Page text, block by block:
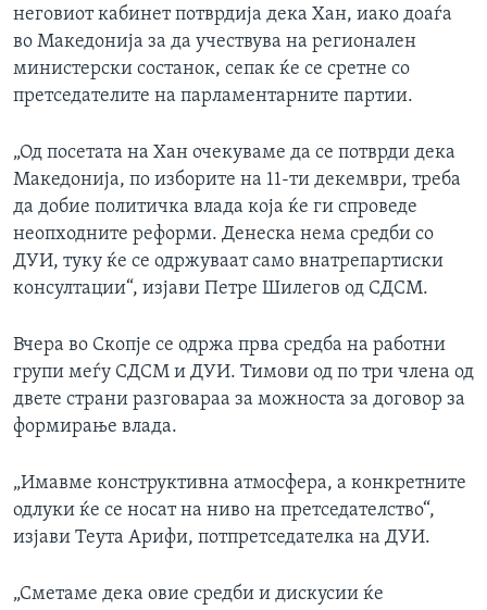
неговиот кабинет потврдија дека Хан, иако доаѓа
во Македонија за да учествува на регионален
министерски состанок, сепак ќе се сретне со
претседателите на парламентарните партии.
„Од посетата на Хан очекуваме да се потврди дека
Македонија, по изборите на 11-ти декември, треба
да добие политичка влада која ќе ги спроведе
неопходните реформи. Денеска нема средби со
ДУИ, туку ќе се одржуваат само внатрепартиски
консултации“, изјави Петре Шилегов од СДСМ.
Вчера во Скопје се одржа прва средба на работни
групи меѓу СДСМ и ДУИ. Тимови од по три члена од
двете страни разговараа за можноста за договор за
формирање влада.
„Имавме конструктивна атмосфера, а конкретните
одлуки ќе се носат на ниво на претседателство“,
изјави Теута Арифи, потпретседателка на ДУИ.
„Сметаме дека овие средби и дискусии ќе